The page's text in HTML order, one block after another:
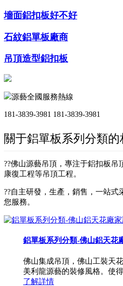
墻面鋁扣板好不好
石紋鋁單板廠商
吊頂造型鋁扣板
源藝全國服務熱線
181-3839-3981 181-3839-3981
關于鋁單板系列分類
??佛山源藝吊頂，專注于鋁扣板
康復工程等吊頂工程。
??自主研發，生產，銷售，一站式
您服務。
鋁單板系列分類-佛山鋁天花
佛山集成吊頂，佛山工裝天
美利龍源藝的裝修風格。使
了解詳情